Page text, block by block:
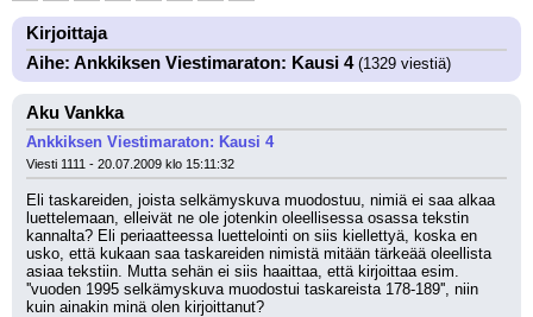
Kirjoittaja
Aihe: Ankkiksen Viestimaraton: Kausi 4(1329 viestiä)
Aku Vankka
Ankkiksen Viestimaraton: Kausi 4
Viesti 1111 - 20.07.2009 klo 15:11:32
Eli taskareiden, joista selkämyskuva muodostuu, nimiä ei saa alkaa
luettelemaan, elleivät ne ole jotenkin oleellisessa osassa tekstin
kannalta? Eli periaatteessa luettelointi on siis kiellettyä, koska en
usko, että kukaan saa taskareiden nimistä mitään tärkeää oleellista
asiaa tekstiin. Mutta sehän ei siis haaittaa, että kirjoittaa esim.
''vuoden 1995 selkämyskuva muodostui taskareista 178-189'', niin
kuin ainakin minä olen kirjoittanut?